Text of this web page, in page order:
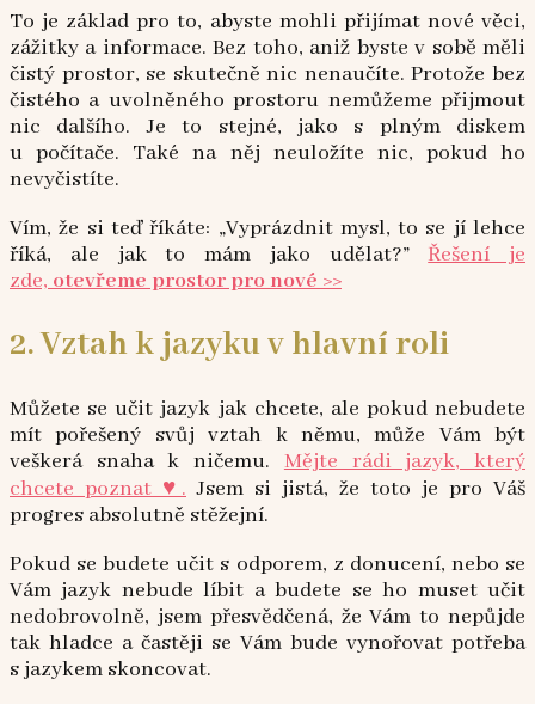
To je základ pro to, abyste mohli přijímat nové věci,
zážitky a informace. Bez toho, aniž byste v sobě měli
čistý prostor, se skutečně nic nenaučíte. Protože bez
čistého a uvolněného prostoru nemůžeme přijmout
nic dalšího. Je to stejné, jako s plným diskem
u počítače. Také na něj neuložíte nic, pokud ho
nevyčistíte.
Vím, že si teď říkáte: „Vyprázdnit mysl, to se jí lehce
říká, ale jak to mám jako udělat?” Řešení je
zde, otevřeme prostor pro nové >>
2. Vztah k jazyku v hlavní roli
Můžete se učit jazyk jak chcete, ale pokud nebudete
mít pořešený svůj vztah k němu, může Vám být
veškerá snaha k ničemu. Mějte rádi jazyk, který
chcete poznat ♥. Jsem si jistá, že toto je pro Váš
progres absolutně stěžejní.
Pokud se budete učit s odporem, z donucení, nebo se
Vám jazyk nebude líbit a budete se ho muset učit
nedobrovolně, jsem přesvědčená, že Vám to nepůjde
tak hladce a častěji se Vám bude vynořovat potřeba
s jazykem skoncovat.